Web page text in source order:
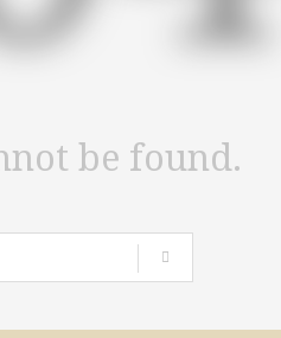
be found.